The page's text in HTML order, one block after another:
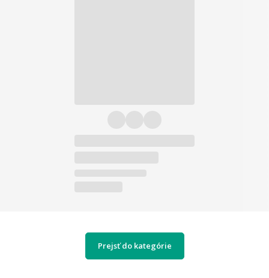
Prejsť do kategórie